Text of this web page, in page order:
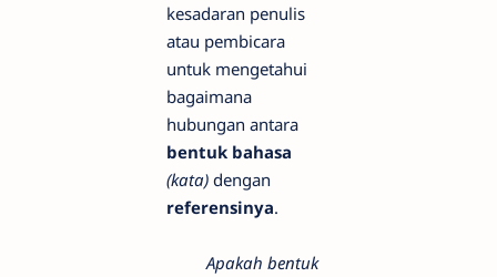
kesadaran penulis
atau pembicara
untuk mengetahui
bagaimana
hubungan antara
bentuk bahasa
(kata) dengan
referensinya.
Apakah bentuk